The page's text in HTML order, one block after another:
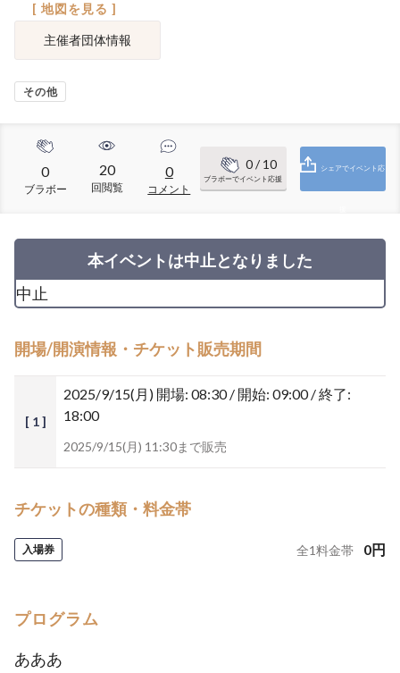
[ 地図を見る ]
主催者団体情報
その他
0
ブラボー
20
回閲覧
0
コメント
0/ 10
ブラボーでイベント応援
シェアでイベント応
本イベントは中止となりました
中止
開場/開演情報・チケット販売期間
[ 1 ]
2025/9/15(月) 開場: 08:30 / 開始: 09:00 / 終了:
18:00
2025/9/15(月) 11:30まで販売
チケットの種類・料金帯
入場券 全1料金帯 0円
プログラム
あああ